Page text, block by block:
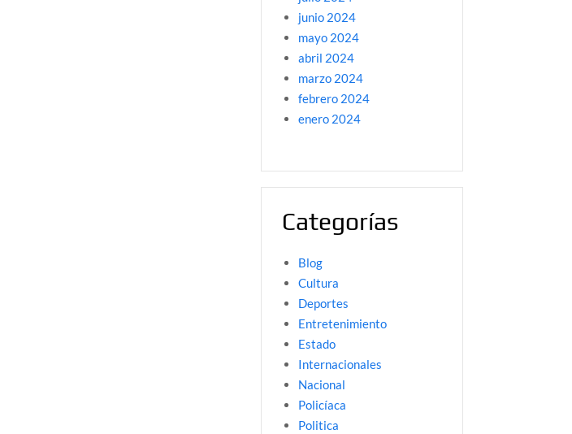
junio 2024
mayo 2024
abril 2024
marzo 2024
febrero 2024
enero 2024
Categorías
Blog
Cultura
Deportes
Entretenimiento
Estado
Internacionales
Nacional
Policíaca
Politica